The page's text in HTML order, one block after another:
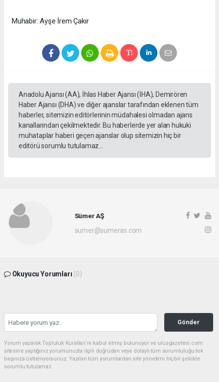
Muhabir: Ayşe İrem Çakır
Anadolu Ajansı (AA), İhlas Haber Ajansı (İHA), Demirören
Haber Ajansı (DHA) ve diğer ajanslar tarafından eklenen tüm
haberler, sitemizin editörlerinin müdahalesi olmadan ajans
kanallarından çekilmektedir. Bu haberlerde yer alan hukuki
muhataplar haberi geçen ajanslar olup sitemizin hiç bir
editörü sorumlu tutulamaz...
Sümer AŞ
sumer@sumeras.com
Okuyucu Yorumları (0)
Gönder
Yorum yazarak Topluluk Kuralları’nı kabul etmiş bulunuyor ve ulusgazetesi.com
sitesine yaptığınız yorumunuzla ilgili doğrudan veya dolaylı tüm sorumluluğu tek
başınıza üstleniyorsunuz. Yazılan tüm yorumlardan site yönetimi hiçbir şekilde
sorumlu tutulamaz.